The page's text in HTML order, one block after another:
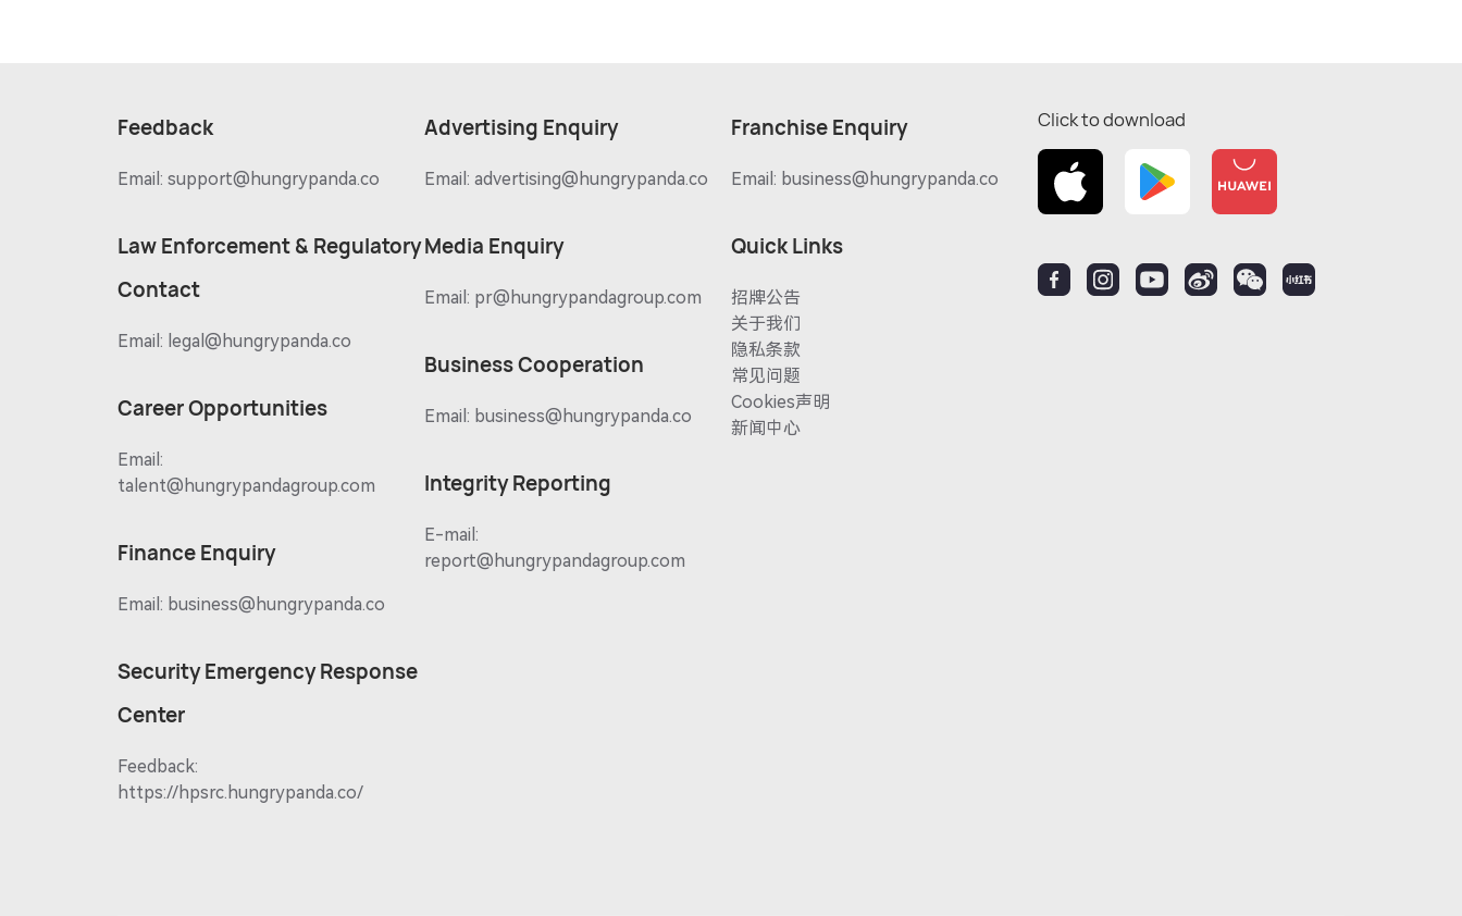
Feedback
Email: support@hungrypanda.co
Law Enforcement & Regulatory
Contact
Email: legal@hungrypanda.co
Career Opportunities
Email:
talent@hungrypandagroup.com
Finance Enquiry
Email: business@hungrypanda.co
Security Emergency Response
Center
Feedback:
https://hpsrc.hungrypanda.co/
Advertising Enquiry
Email: advertising@hungrypanda.co
Media Enquiry
Email: pr@hungrypandagroup.com
Business Cooperation
Email: business@hungrypanda.co
Integrity Reporting
E-mail:
report@hungrypandagroup.com
Franchise Enquiry
Email: business@hungrypanda.co
Quick Links
招牌公告
关于我们
隐私条款
常见问题
Cookies声明
新闻中心
Click to download